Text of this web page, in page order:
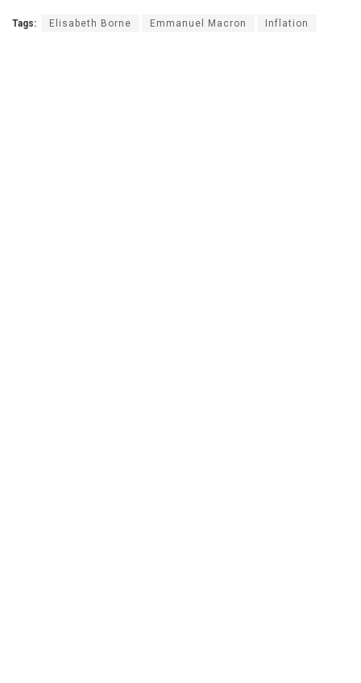
Tags: Elisabeth Borne Emmanuel Macron Inflation